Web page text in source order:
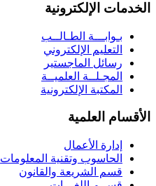
الخدمات الإلكترونية
بـوابـــة الطـالــب
التعليم الإلكتروني
رسائل الماجستير
المجـلــة العلميــة
المكتبة الإلكترونية
الأقسام العلمية
إدارة الأعمال
الحاسوب وتقنية المعلومات
قسم الشريعة والقانون